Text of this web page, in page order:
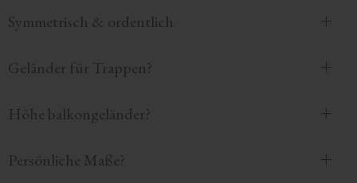
Symmetrisch & ordentlich
Geländer für Trappen?
Höhe balkongeländer?
Persönliche Maße?